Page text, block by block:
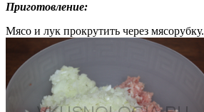
Приготовление:
Мясо и лук прокрутить через мясорубку.